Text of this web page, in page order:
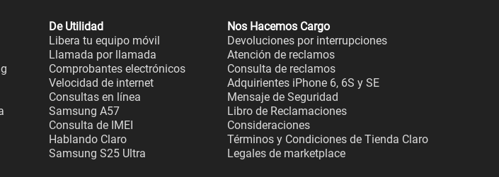
De Utilidad
Libera tu equipo móvil
Llamada por llamada
Comprobantes electrónicos
Velocidad de internet
Consultas en línea
Samsung A57
Consulta de IMEI
Hablando Claro
Samsung S25 Ultra
Nos Hacemos Cargo
Devoluciones por interrupciones
Atención de reclamos
Consulta de reclamos
Adquirientes iPhone 6, 6S y SE
Mensaje de Seguridad
Libro de Reclamaciones
Consideraciones
Términos y Condiciones de Tienda Claro
Legales de marketplace